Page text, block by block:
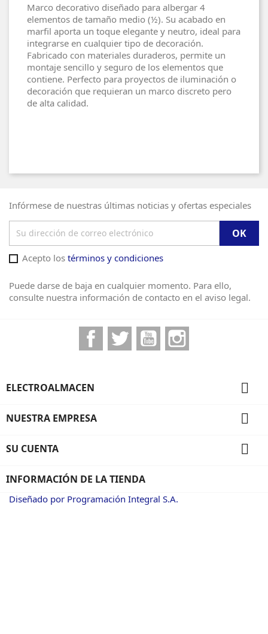
Marco decorativo diseñado para albergar 4
elementos de tamaño medio (½). Su acabado en
marfil aporta un toque elegante y neutro, ideal para
integrarse en cualquier tipo de decoración.
Fabricado con materiales duraderos, permite un
montaje sencillo y seguro de los elementos que
contiene. Perfecto para proyectos de iluminación o
decoración que requieran un marco discreto pero
de alta calidad.
Infórmese de nuestras últimas noticias y ofertas especiales
Acepto los términos y condiciones
Puede darse de baja en cualquier momento. Para ello,
consulte nuestra información de contacto en el aviso legal.
FacebookTwitter YouTube
ELECTROALMACEN 
NUESTRA EMPRESA 
SU CUENTA 
INFORMACIÓN DE LA TIENDA
Diseñado por Programación Integral S.A.